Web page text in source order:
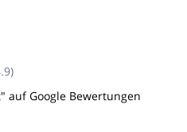
)
auf Google Bewertungen